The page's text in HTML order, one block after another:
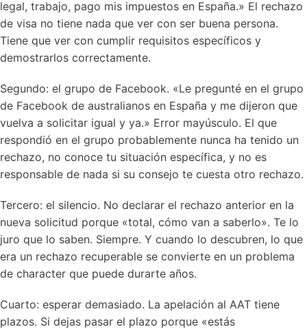
legal, trabajo, pago mis impuestos en España.» El rechazo
de visa no tiene nada que ver con ser buena persona.
Tiene que ver con cumplir requisitos específicos y
demostrarlos correctamente.
Segundo: el grupo de Facebook. «Le pregunté en el grupo
de Facebook de australianos en España y me dijeron que
vuelva a solicitar igual y ya.» Error mayúsculo. El que
respondió en el grupo probablemente nunca ha tenido un
rechazo, no conoce tu situación específica, y no es
responsable de nada si su consejo te cuesta otro rechazo.
Tercero: el silencio. No declarar el rechazo anterior en la
nueva solicitud porque «total, cómo van a saberlo». Te lo
juro que lo saben. Siempre. Y cuando lo descubren, lo que
era un rechazo recuperable se convierte en un problema
de character que puede durarte años.
Cuarto: esperar demasiado. La apelación al AAT tiene
plazos. Si dejas pasar el plazo porque «estás